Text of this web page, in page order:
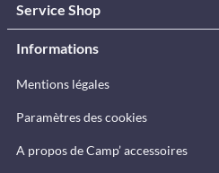
Service Shop
Informations
Mentions légales
Paramètres des cookies
A propos de Camp’ accessoires